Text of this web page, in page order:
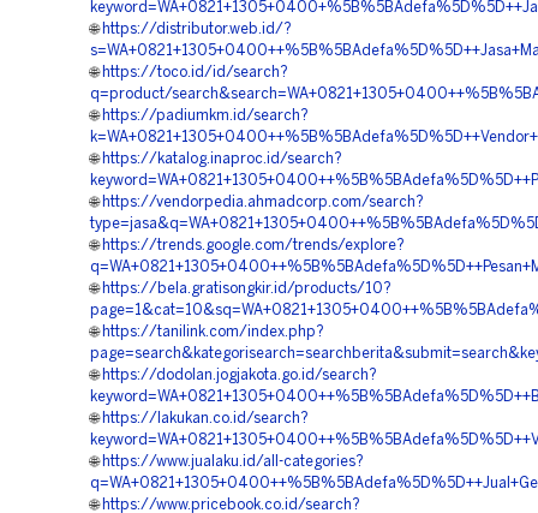
🌐 https://distributor.web.id/?
🌐 https://toco.id/id/search?
q=product/
🌐 https://padiumkm.id/search?
🌐 https://katalog.inaproc.id/search?
🌐 https://vendorpedia.ahmadcorp.com/search?
🌐 https://trends.google.com/trends/explore?
🌐 https://bela.gratisongkir.id/products/10?
🌐 https://tanilink.com/index.php?
🌐 https://dodolan.jogjakota.go.id/search?
🌐 https://lakukan.co.id/search?
🌐 https://www.jualaku.id/all-categories?
🌐 https://www.pricebook.co.id/search?